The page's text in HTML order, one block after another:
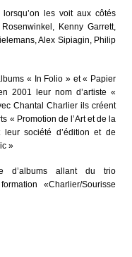
les voit aux côtés
Kenny Garrett,
Alex Sipiagin, Philip
« In Folio » et « Papier
2001 leur nom d’artiste «
Chantal Charlier ils créent
« Promotion de l’Art et de la
société d’édition et de
»
d’albums allant du trio
«Charlier/Sourisse